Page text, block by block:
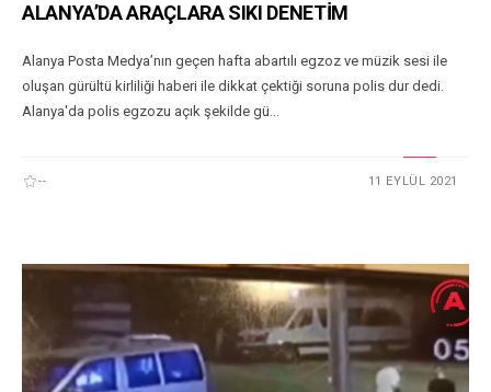
ALANYA’DA ARAÇLARA SIKI DENETİM
Alanya Posta Medya’nın geçen hafta abartılı egzoz ve müzik sesi ile
oluşan gürültü kirliliği haberi ile dikkat çektiği soruna polis dur dedi.
Alanya'da polis egzozu açık şekilde gü...
-- 11 EYLÜL 2021